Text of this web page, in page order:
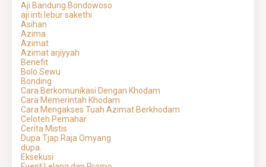
Aji Bandung Bondowoso
aji inti lebur sakethi
Asihan
Azima
Azimat
Azimat arjiyyah
Benefit
Bolo Sewu
Bonding
Cara Berkomunikasi Dengan Khodam
Cara Memerintah Khodam
Cara Mengakses Tuah Azimat Berkhodam
Celoteh Pemahar
Cerita Mistis
Dupa Tjap Raja Omyang
dupa.
Eksekusi